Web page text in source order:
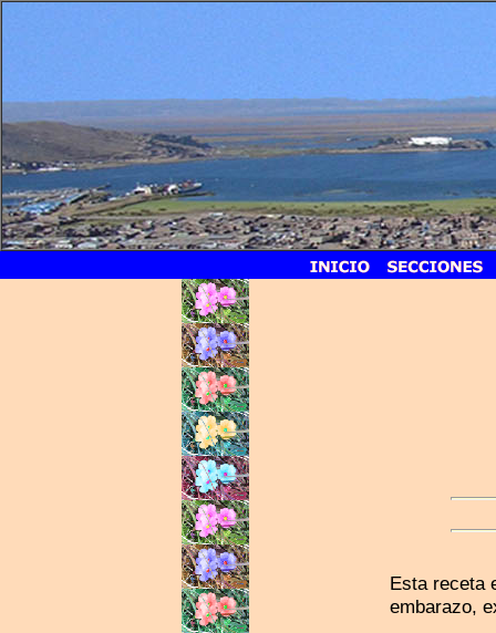
Esta receta
embarazo,